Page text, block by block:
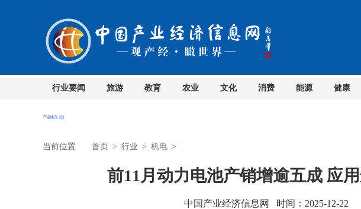
行业要闻 旅游 教育 农业 文化 消费 能源 健康
当前位置 首页 > 行业 > 机电 >
前11月动力电池产销增逾五成 应
中国产业经济信息网 时间：2025-12-22